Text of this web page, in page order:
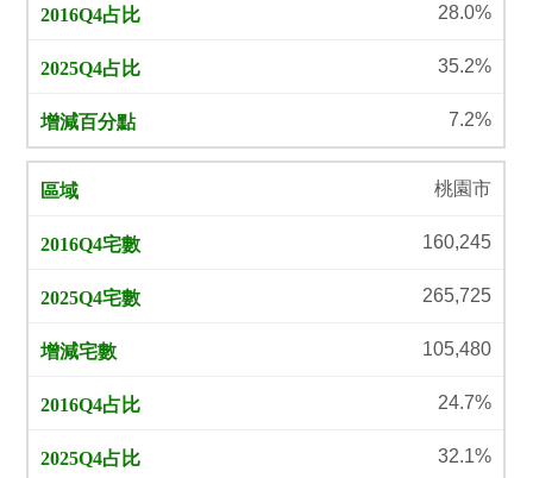
28.0%
35.2%
7.2%
桃園市
160,245
265,725
105,480
24.7%
32.1%